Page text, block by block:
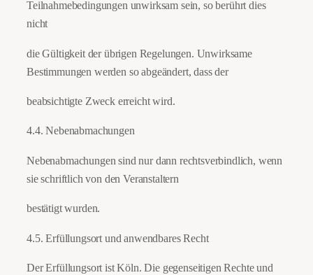
Teilnahmebedingungen unwirksam sein, so berührt dies
nicht
die Gültigkeit der übrigen Regelungen. Unwirksame
Bestimmungen werden so abgeändert, dass der
beabsichtigte Zweck erreicht wird.
4.4. Nebenabmachungen
Nebenabmachungen sind nur dann rechtsverbindlich, wenn
sie schriftlich von den Veranstaltern
bestätigt wurden.
4.5. Erfüllungsort und anwendbares Recht
Der Erfüllungsort ist Köln. Die gegenseitigen Rechte und